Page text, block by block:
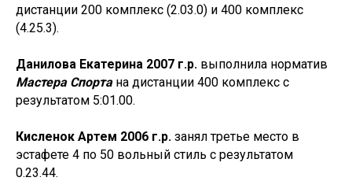
дистанции 200 комплекс (2.03.0) и 400 комплекс
(4.25.3).
Данилова Екатерина 2007 г.р. выполнила норматив
Мастера Спортана дистанции 400 комплекс с
результатом 5:01.00.
Кисленок Артем 2006 г.р. занял третье место в
эстафете 4 по 50 вольный стиль с результатом
0.23.44.